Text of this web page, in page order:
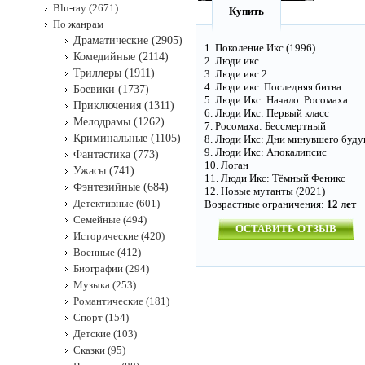
Купить
1. Поколение Икс (1996)
2. Люди икс
3. Люди икс 2
4. Люди икс. Последняя битва
5. Люди Икс: Начало. Росомаха
6. Люди Икс: Первый класс
7. Росомаха: Бессмертный
8. Люди Икс: Дни минувшего
9. Люди Икс: Апокалипсис
10. Логан
11. Люди Икс: Тёмный Феникс
12. Новые мутанты (2021)
Возрастные ограничения: 12 лет
ОСТАВИТЬ ОТЗЫВ
Blu-ray (2671)
По жанрам
Драматические (2905)
Комедийные (2114)
Триллеры (1911)
Боевики (1737)
Приключения (1311)
Мелодрамы (1262)
Криминальные (1105)
Фантастика (773)
Ужасы (741)
Фэнтезийные (684)
Детективные (601)
Семейные (494)
Исторические (420)
Военные (412)
Биографии (294)
Музыка (253)
Романтические (181)
Спорт (154)
Детские (103)
Сказки (95)